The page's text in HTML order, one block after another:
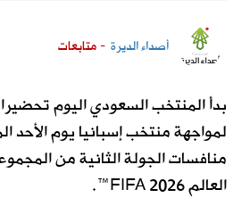
أصداء الديرة - متابعات
بدأ المنتخب السعودي اليوم
لمواجهة منتخب إسبانيا يوم الأحد
منافسات الجولة الثانية من
العالم FIFA 2026™️.